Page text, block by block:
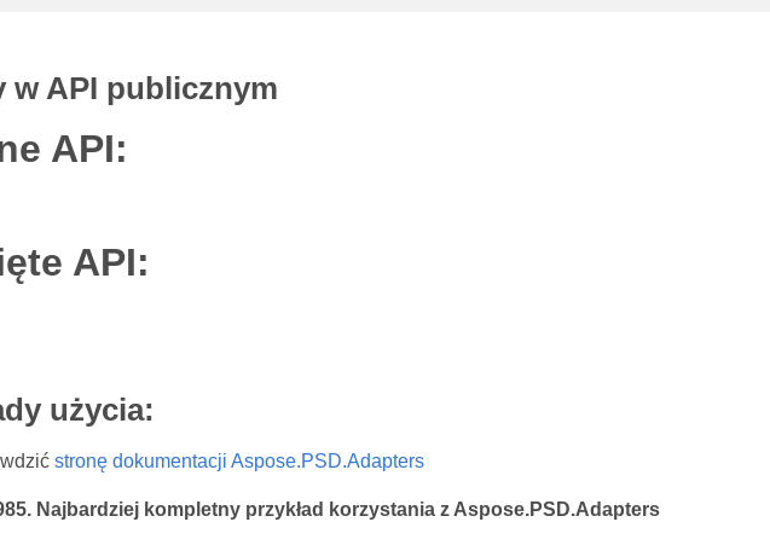
w API publicznym
API:
API:
użycia:
stronę dokumentacji Aspose.PSD.Adapters
Najbardziej kompletny przykład korzystania z Aspose.PSD.Adapters